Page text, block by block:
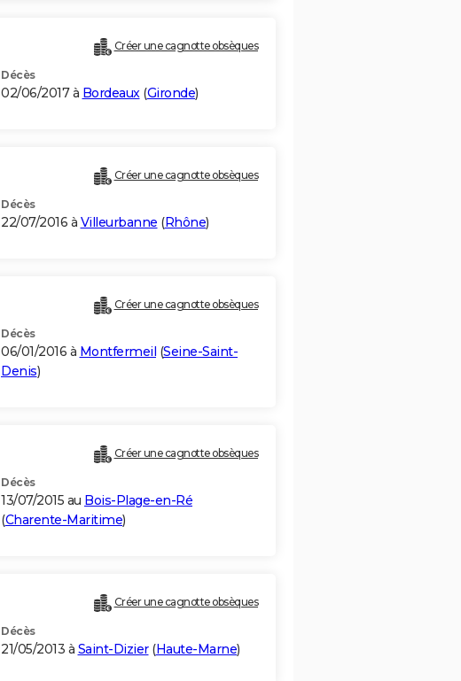
Créer une cagnotte obsèques
Décès
02/06/2017 à Bordeaux(Gironde)
Créer une cagnotte obsèques
Décès
22/07/2016 à Villeurbanne (Rhône)
Créer une cagnotte obsèques
Décès
06/01/2016 à Montfermeil (Seine-Saint-
Denis)
Créer une cagnotte obsèques
Décès
13/07/2015 au Bois-Plage-en-Ré
(Charente-Maritime)
Créer une cagnotte obsèques
Décès
21/05/2013 à Saint-Dizier(Haute-Marne)